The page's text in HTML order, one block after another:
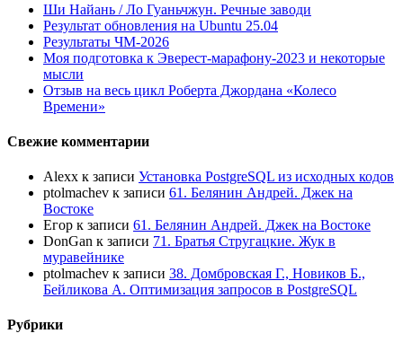
Ши Найань / Ло Гуаньчжун. Речные заводи
Результат обновления на Ubuntu 25.04
Результаты ЧМ-2026
Моя подготовка к Эверест-марафону-2023 и некоторые
мысли
Отзыв на весь цикл Роберта Джордана «Колесо
Времени»
Свежие комментарии
Alexx к записи Установка PostgreSQL из исходных кодов
ptolmachev к записи 61. Белянин Андрей. Джек на
Востоке
Егор к записи 61. Белянин Андрей. Джек на Востоке
DonGan к записи 71. Братья Стругацкие. Жук в
муравейнике
ptolmachev к записи 38. Домбровская Г., Новиков Б.,
Бейликова А. Оптимизация запросов в PostgreSQL
Рубрики